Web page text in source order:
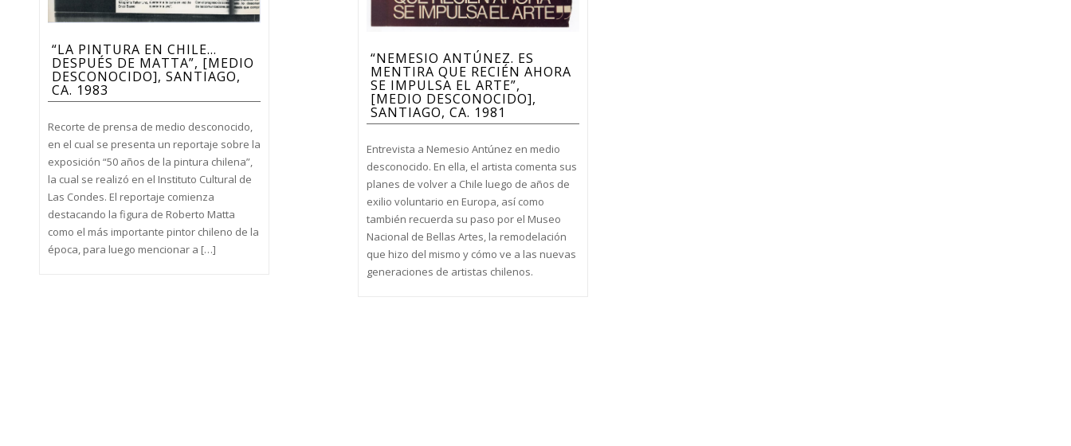
“LA PINTURA EN CHILE…
DESPUÉS DE MATTA”, [MEDIO
DESCONOCIDO], SANTIAGO,
CA. 1983
Recorte de prensa de medio desconocido,
en el cual se presenta un reportaje sobre la
exposición “50 años de la pintura chilena”,
la cual se realizó en el Instituto Cultural de
Las Condes. El reportaje comienza
destacando la figura de Roberto Matta
como el más importante pintor chileno de la
época, para luego mencionar a […]
“NEMESIO ANTÚNEZ. ES
MENTIRA QUE RECIÉN AHORA
SE IMPULSA EL ARTE”,
[MEDIO DESCONOCIDO],
SANTIAGO, CA. 1981
Entrevista a Nemesio Antúnez en medio
desconocido. En ella, el artista comenta sus
planes de volver a Chile luego de años de
exilio voluntario en Europa, así como
también recuerda su paso por el Museo
Nacional de Bellas Artes, la remodelación
que hizo del mismo y cómo ve a las nuevas
generaciones de artistas chilenos.